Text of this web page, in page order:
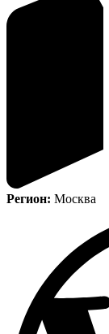
Регион: Москва